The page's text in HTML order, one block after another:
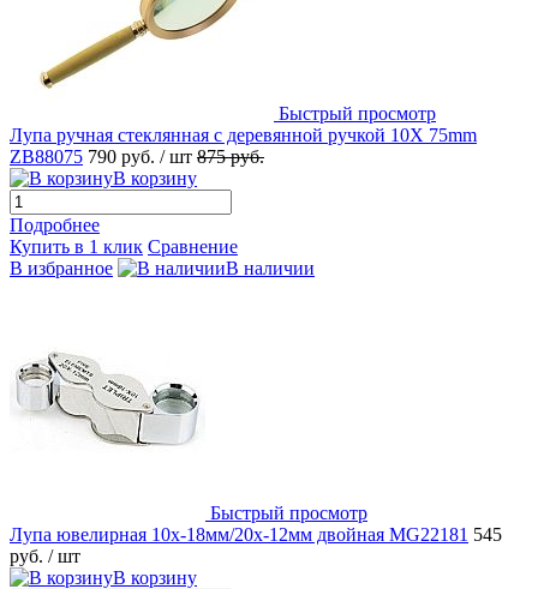
Быстрый просмотр
Лупа ручная стеклянная с деревянной ручкой 10X 75mm
ZB88075 790 руб. / шт 875 руб.
В корзину
Подробнее
Купить в 1 клик Сравнение
В избранное
В наличии
Быстрый просмотр
Лупа ювелирная 10х-18мм/20x-12мм двойная MG22181 545
руб. / шт
В корзину